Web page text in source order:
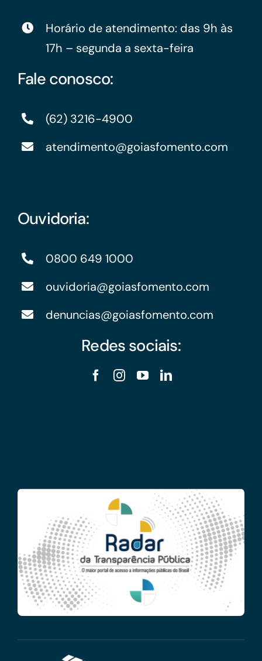
Horário de atendimento: das 9h às
17h – segunda a sexta-feira
Fale conosco:
(62) 3216-4900
atendimento@goiasfomento.com
Ouvidoria:
0800 649 1000
ouvidoria@goiasfomento.com
denuncias@goiasfomento.com
Redes sociais: